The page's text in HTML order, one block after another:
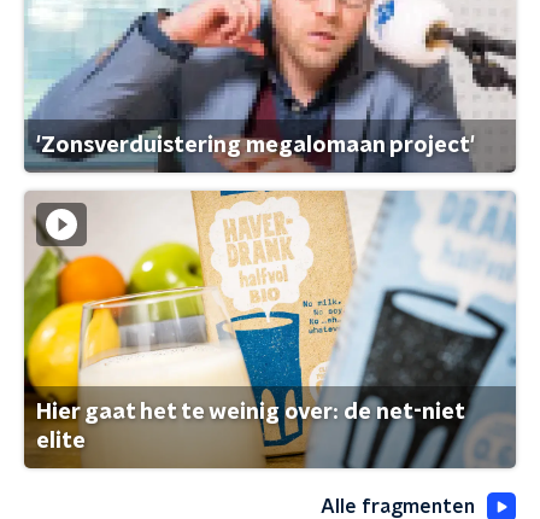
'Zonsverduistering megalomaan project'
Hier gaat het te weinig over: de net-niet
elite
Alle fragmenten